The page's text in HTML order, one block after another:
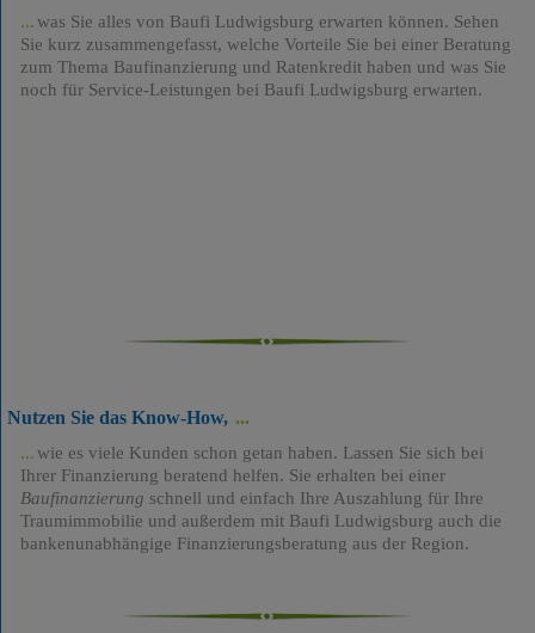
was Sie alles von Baufi Ludwigsburg erwarten können. Sehen
Sie kurz zusammengefasst, welche Vorteile Sie bei einer Beratung
zum Thema Baufinanzierung und Ratenkredit haben und was Sie
noch für Service-Leistungen bei Baufi Ludwigsburg erwarten.
Nutzen Sie das Know-How,
wie es viele Kunden schon getan haben. Lassen Sie sich bei
Ihrer Finanzierung beratend helfen. Sie erhalten bei einer
Baufinanzierung schnell und einfach Ihre Auszahlung für Ihre
Traumimmobilie und außerdem mit Baufi Ludwigsburg auch die
bankenunabhängige Finanzierungsberatung aus der Region.